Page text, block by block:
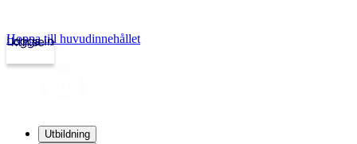
kth.se
Logga in
Hoppa till huvudinnehållet
Utbildning